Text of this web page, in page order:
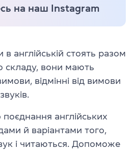
на наш Instagram
англійській стоять разом
складу, вони мають
відмінні від вимови
англійських
й варіантами того,
і читаються. Допоможе